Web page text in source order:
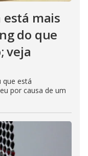
está mais
do que
veja
que está
por causa de um